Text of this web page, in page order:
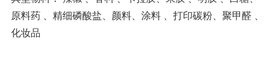
原料药 、精细磷酸盐、颜料、涂料 、打印碳粉、聚甲醛 、
化妆品